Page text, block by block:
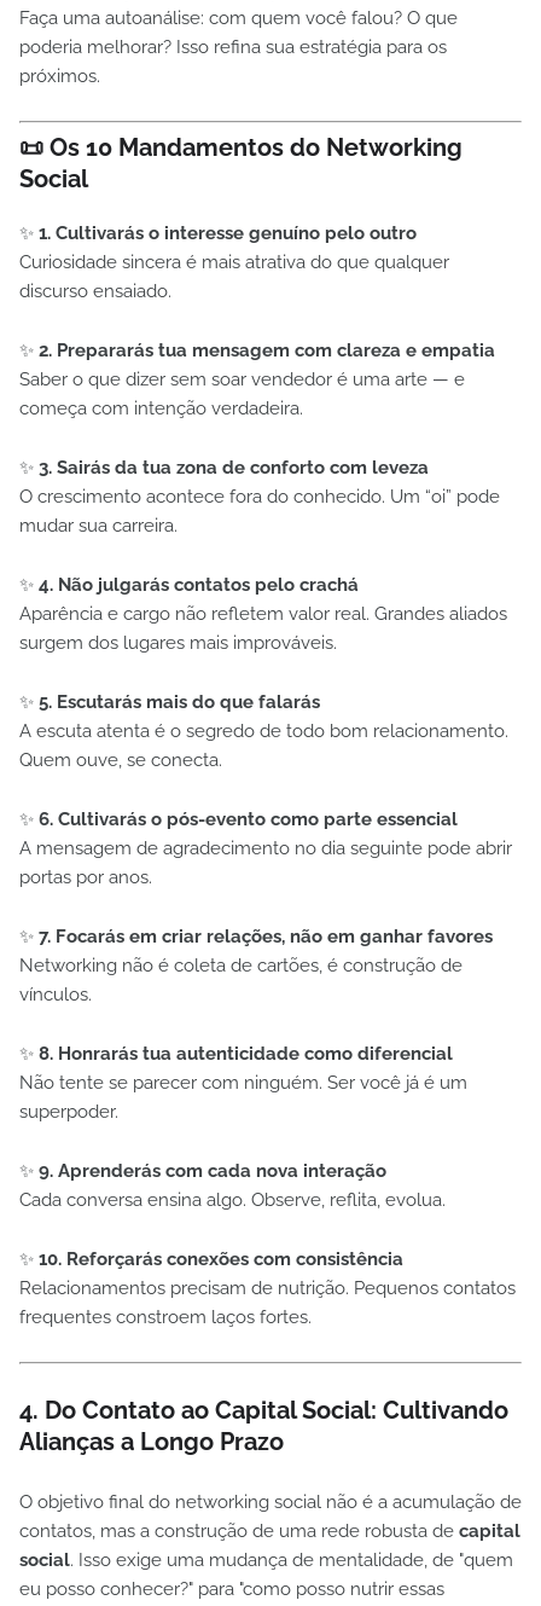
Faça uma autoanálise: com quem você falou? O que
poderia melhorar? Isso refina sua estratégia para os
próximos.
📜 Os 10 Mandamentos do Networking
Social
✨ 1. Cultivarás o interesse genuíno pelo outro
Curiosidade sincera é mais atrativa do que qualquer
discurso ensaiado.
✨ 2. Prepararás tua mensagem com clareza e empatia
Saber o que dizer sem soar vendedor é uma arte — e
começa com intenção verdadeira.
✨ 3. Sairás da tua zona de conforto com leveza
O crescimento acontece fora do conhecido. Um “oi” pode
mudar sua carreira.
✨ 4. Não julgarás contatos pelo crachá
Aparência e cargo não refletem valor real. Grandes aliados
surgem dos lugares mais improváveis.
✨ 5. Escutarás mais do que falarás
A escuta atenta é o segredo de todo bom relacionamento.
Quem ouve, se conecta.
✨ 6. Cultivarás o pós-evento como parte essencial
A mensagem de agradecimento no dia seguinte pode abrir
portas por anos.
✨ 7. Focarás em criar relações, não em ganhar favores
Networking não é coleta de cartões, é construção de
vínculos.
✨ 8. Honrarás tua autenticidade como diferencial
Não tente se parecer com ninguém. Ser você já é um
superpoder.
✨ 9. Aprenderás com cada nova interação
Cada conversa ensina algo. Observe, reflita, evolua.
✨ 10. Reforçarás conexões com consistência
Relacionamentos precisam de nutrição. Pequenos contatos
frequentes constroem laços fortes.
4. Do Contato ao Capital Social: Cultivando
Alianças a Longo Prazo
O objetivo final do networking social não é a acumulação de
contatos, mas a construção de uma rede robusta de capital
social. Isso exige uma mudança de mentalidade, de "quem
eu posso conhecer?" para "como posso nutrir essas